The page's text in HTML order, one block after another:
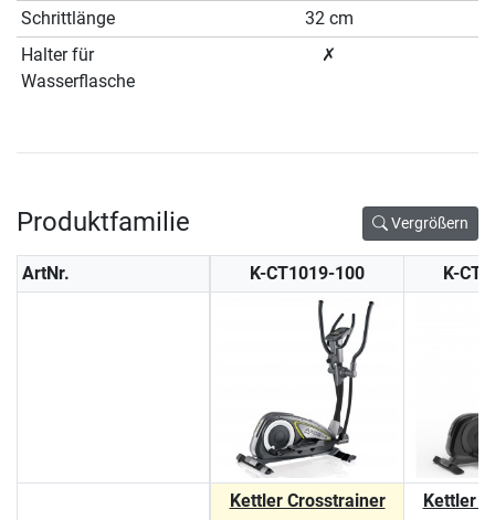
Schrittlänge
32 cm
Halter für
Wasserflasche
✗
Produktfamilie Vergrößern
ArtNr. K-CT1019-100 K-
Kettler Crosstrainer
Kettler